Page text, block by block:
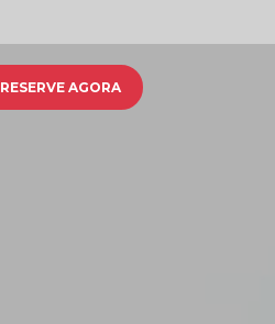
RESERVE AGORA